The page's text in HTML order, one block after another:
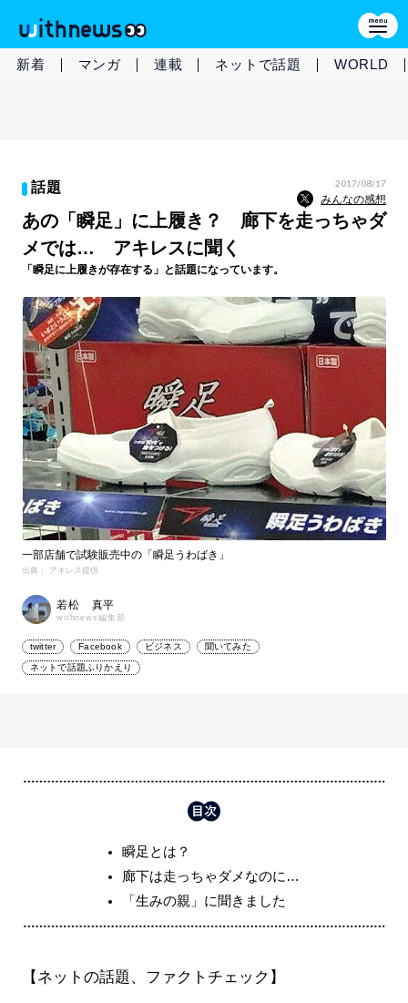
新着 マンガ 連載 ネットで話題 WORLD
話題 2017/08/17
みんなの感想
あの「瞬足」に上履き？ 廊下を走っちゃダ
メでは… アキレスに聞く
「瞬足に上履きが存在する」と話題になっています。
一部店舗で試験販売中の「瞬足うわばき」
出典： アキレス提供
若松 真平
withnews編集部
twitter Facebook ビジネス 聞いてみた
ネットで話題ふりかえり
瞬足とは？
廊下は走っちゃダメなのに…
「生みの親」に聞きました
【ネットの話題、ファクトチェック】